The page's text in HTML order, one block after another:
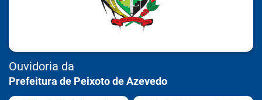
Ouvidoria da
Prefeitura de Peixoto de Azevedo